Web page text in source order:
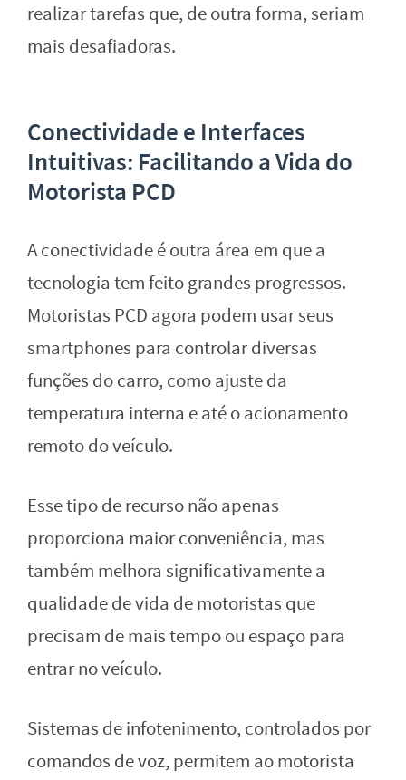
realizar tarefas que, de outra forma, seriam
mais desafiadoras.
Conectividade e Interfaces
Intuitivas: Facilitando a Vida do
Motorista PCD
A conectividade é outra área em que a
tecnologia tem feito grandes progressos.
Motoristas PCD agora podem usar seus
smartphones para controlar diversas
funções do carro, como ajuste da
temperatura interna e até o acionamento
remoto do veículo.
Esse tipo de recurso não apenas
proporciona maior conveniência, mas
também melhora significativamente a
qualidade de vida de motoristas que
precisam de mais tempo ou espaço para
entrar no veículo.
Sistemas de infotenimento, controlados por
comandos de voz, permitem ao motorista